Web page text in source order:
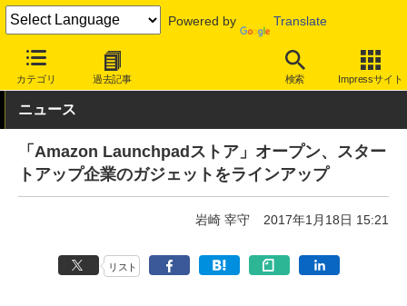
Powered by Translate
カテゴリ 過去記事 検索 Impressサイト
INTERNET Watch サービス/ソフト サービス ショッピング/オ
ニュース
「Amazon Launchpadストア」オープン、スター
トアップ企業のガジェットをラインアップ
岩崎 宰守 2017年1月18日 15:21
リスト